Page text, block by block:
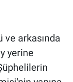
arkasında
yerine